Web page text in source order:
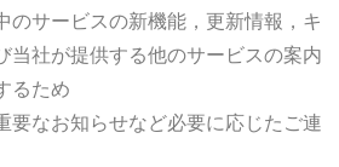
のサービスの新機能，更新情報，キ
当社が提供する他のサービスの案内
るため
要なお知らせなど必要に応じたご連